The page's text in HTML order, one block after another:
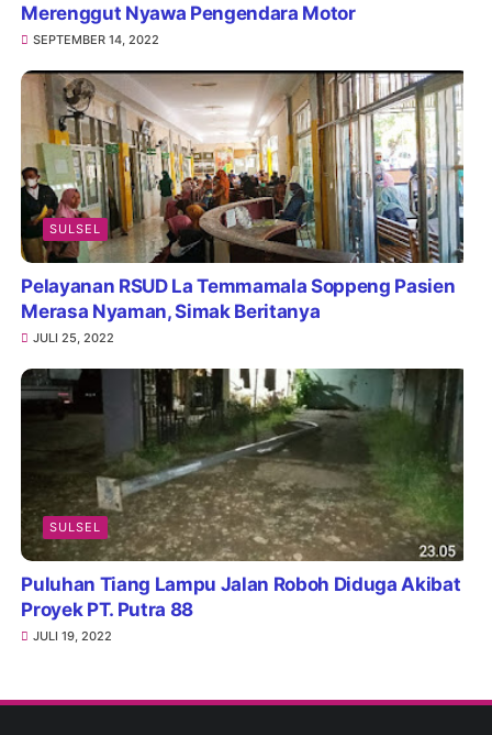
Merenggut Nyawa Pengendara Motor
SEPTEMBER 14, 2022
SULSEL
Pelayanan RSUD La Temmamala Soppeng Pasien
Merasa Nyaman, Simak Beritanya
JULI 25, 2022
SULSEL
Puluhan Tiang Lampu Jalan Roboh Diduga Akibat
Proyek PT. Putra 88
JULI 19, 2022